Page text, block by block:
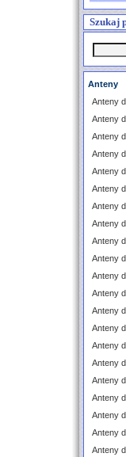
Szukaj
Anteny
Anteny
Anteny
Anteny
Anteny
Anteny
Anteny
Anteny
Anteny
Anteny
Anteny
Anteny
Anteny
Anteny
Anteny
Anteny
Anteny
Anteny
Anteny
Anteny
Anteny
Anteny